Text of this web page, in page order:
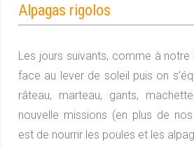
Alpagas rigolos
Les jours suivants, comme à notre
face au lever de soleil puis on
râteau, marteau, gants,
nouvelle missions (en plus de
est de nourrir les poules et les